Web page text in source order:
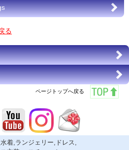
る
ページトップへ戻る
着,ランジェリー,ドレス,